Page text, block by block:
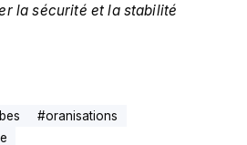
la sécurité et la stabilité
#oranisations